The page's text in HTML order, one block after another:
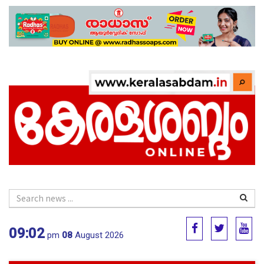
09:02 pm 08 August 2026